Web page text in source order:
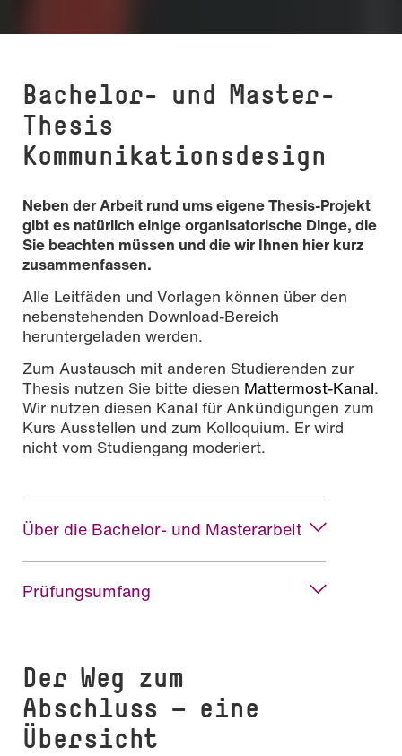
Bachelor- und Master-
Thesis
Kommunikationsdesign
Neben der Arbeit rund ums eigene Thesis-Projekt
gibt es natürlich einige organisatorische Dinge, die
Sie beachten müssen und die wir Ihnen hier kurz
zusammenfassen.
Alle Leitfäden und Vorlagen können über den
nebenstehenden Download-Bereich
heruntergeladen werden.
Zum Austausch mit anderen Studierenden zur
Thesis nutzen Sie bitte diesen Mattermost-Kanal.
Wir nutzen diesen Kanal für Ankündigungen zum
Kurs Ausstellen und zum Kolloquium. Er wird
nicht vom Studiengang moderiert.
Über die Bachelor- und Masterarbeit
Prüfungsumfang
Der Weg zum
Abschluss — eine
Übersicht